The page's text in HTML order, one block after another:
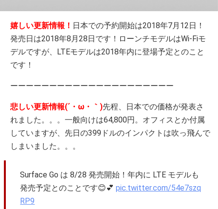
嬉しい更新情報！ 日本での予約開始は2018年7月12日！
発売日は2018年8月28日です！ローンチモデルはWi-Fiモ
デルですが、LTEモデルは2018年内に登場予定とのこと
です！
ーーーーーーーーーーーーーーーーーーーーー
悲しい更新情報(´・ω・｀)先程、日本での価格が発表さ
れました。。。一般向けは64,800円。オフィスとか付属
していますが、先日の399ドルのインパクトは吹っ飛んで
しまいました。。。
Surface Go は 8/28 発売開始！年内に LTE モデルも
発売予定とのことです😊💕pic.twitter.com/54e7szq
RP9